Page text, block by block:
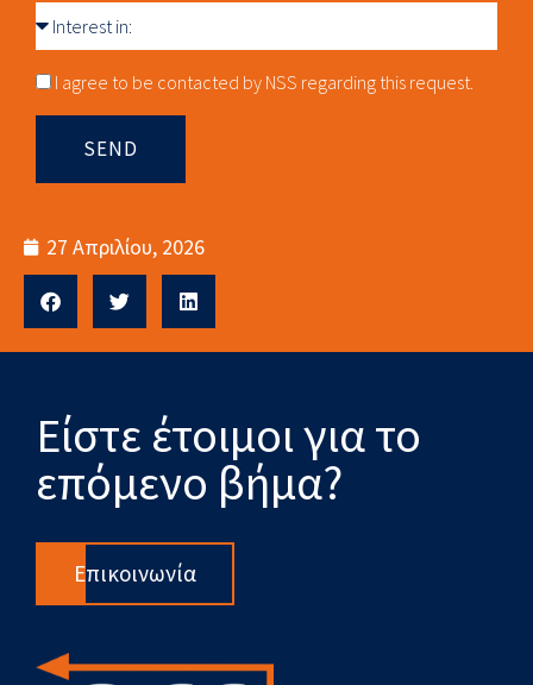
Interest
in
Consnet
I agree to be contacted by NSS regarding this request.
SEND
27 Απριλίου, 2026
Είστε έτοιμοι για το
επόμενο βήμα?
Επικοινωνία